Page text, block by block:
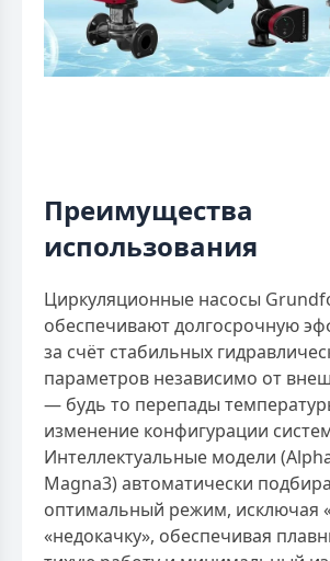
Преимущества
использования
Циркуляционные насосы
обеспечивают долгосрочную
за счёт стабильных
параметров независимо от
— будь то перепады
изменение конфигурации
Интеллектуальные модели
Magna3) автоматически
оптимальный режим, исключая
«недокачку», обеспечивая